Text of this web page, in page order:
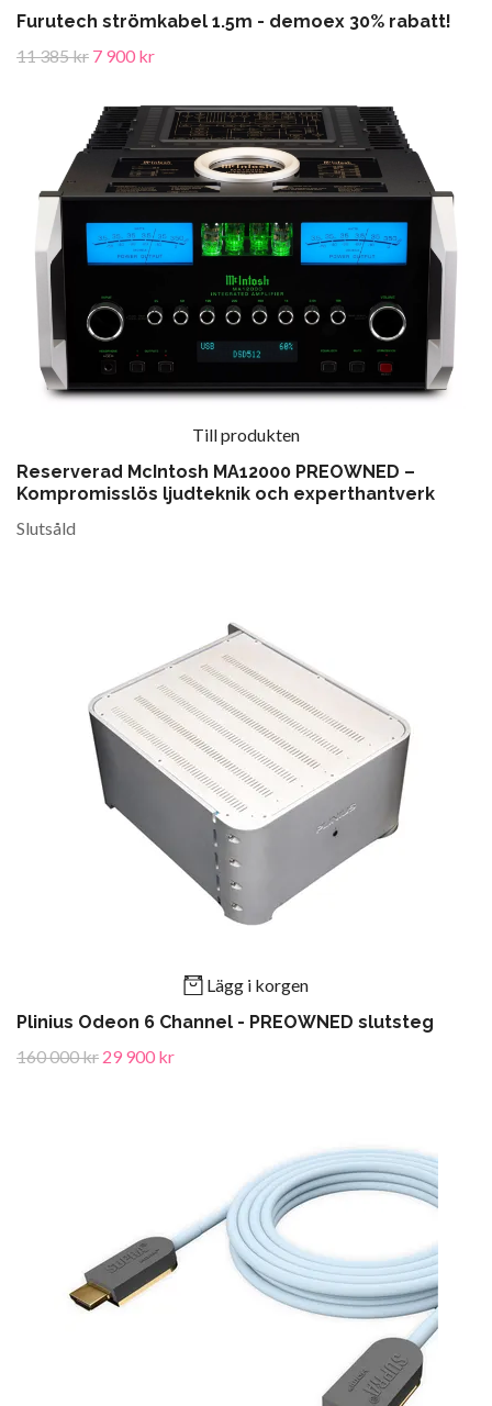
Furutech strömkabel 1.5m - demoex 30% rabatt!
11 385 kr 7 900 kr
Till produkten
Reserverad McIntosh MA12000 PREOWNED –
Kompromisslös ljudteknik och experthantverk
Slutsåld
Lägg i korgen
Plinius Odeon 6 Channel - PREOWNED slutsteg
160 000 kr 29 900 kr